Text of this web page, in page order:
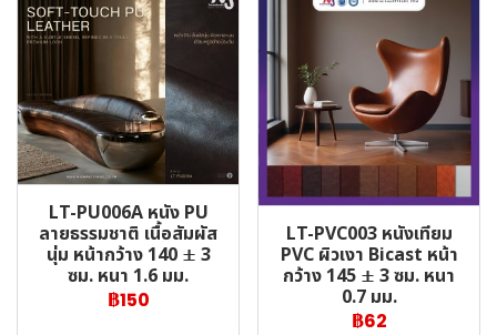
LT-PU006A หนัง PU
ลายธรรมชาติ เนื้อสัมผัส
นุ่ม หน้ากว้าง 140 ± 3
ซม. หนา 1.6 มม.
฿150
LT-PVC003 หนังเทียม
PVC ผิวเงา Bicast หน้า
กว้าง 145 ± 3 ซม. หนา
0.7 มม.
฿62